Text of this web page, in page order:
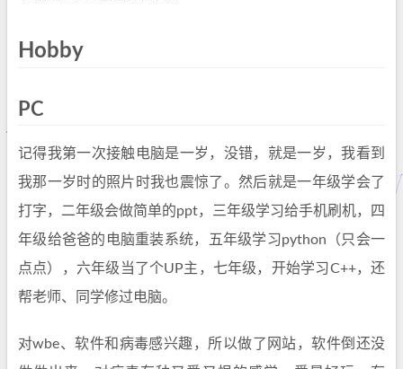
Hobby
PC
记得我第一次接触电脑是一岁，没错，就是一岁，我看到
我那一岁时的照片时我也震惊了。然后就是一年级学会了
打字，二年级会做简单的ppt，三年级学习给手机刷机，四
年级给爸爸的电脑重装系统，五年级学习python（只会一
点点），六年级当了个UP主，七年级，开始学习C++，还
帮老师、同学修过电脑。
对wbe、软件和病毒感兴趣，所以做了网站，软件倒还没